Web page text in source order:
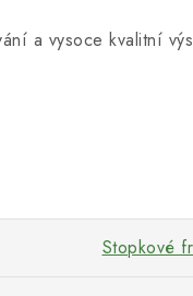
a vysoce kvalitní
Stopkové